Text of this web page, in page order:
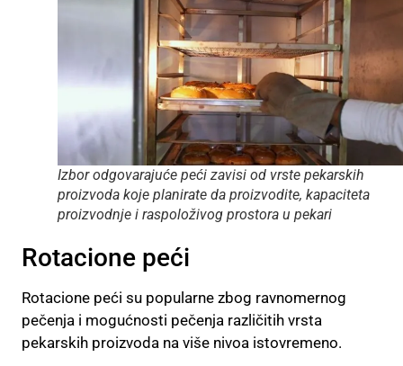
Izbor odgovarajuće peći zavisi od vrste pekarskih
proizvoda koje planirate da proizvodite, kapaciteta
proizvodnje i raspoloživog prostora u pekari
Rotacione peći
Rotacione peći su popularne zbog ravnomernog
pečenja i mogućnosti pečenja različitih vrsta
pekarskih proizvoda na više nivoa istovremeno.